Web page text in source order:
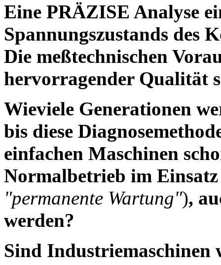
Eine PRÄZISE Analyse
Spannungszustands des
Die meßtechnischen
hervorragender Qualität
Wieviele Generationen
bis diese
einfachen Maschinen
Normalbetrieb im
"permanente Wartung"),
werden?
Sind Industriemaschinen